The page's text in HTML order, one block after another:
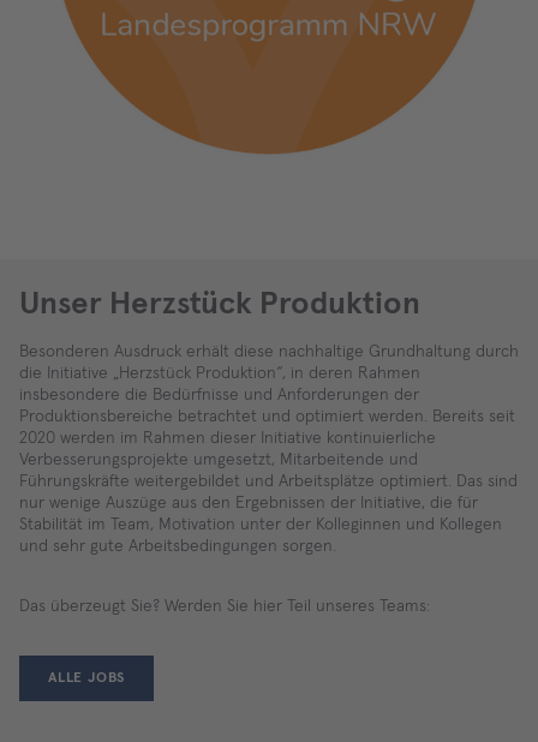
Unser Herzstück Produktion
Besonderen Ausdruck erhält diese nachhaltige Grundhaltung durch
die Initiative „Herzstück Produktion“, in deren Rahmen
insbesondere die Bedürfnisse und Anforderungen der
Produktionsbereiche betrachtet und optimiert werden. Bereits seit
2020 werden im Rahmen dieser Initiative kontinuierliche
Verbesserungsprojekte umgesetzt, Mitarbeitende und
Führungskräfte weitergebildet und Arbeitsplätze optimiert. Das sind
nur wenige Auszüge aus den Ergebnissen der Initiative, die für
Stabilität im Team, Motivation unter der Kolleginnen und Kollegen
und sehr gute Arbeitsbedingungen sorgen.
Das überzeugt Sie? Werden Sie hier Teil unseres Teams:
ALLE JOBS